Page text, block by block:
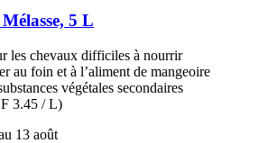
Mélasse, 5 L
les chevaux difficiles à nourrir
au foin et à l’aliment de mangeoire
végétales secondaires
3.45 / L)
13 août